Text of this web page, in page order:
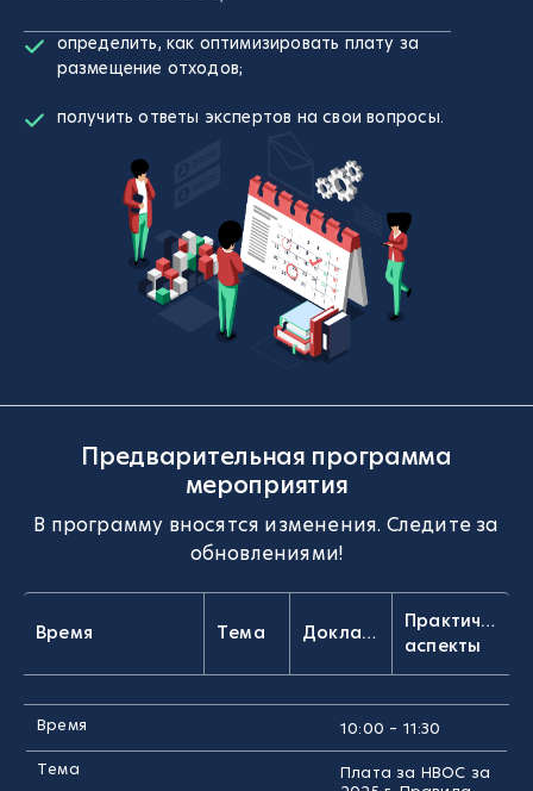
определить, как оптимизировать плату за
размещение отходов;
получить ответы экспертов на свои вопросы.
Предварительная программа
мероприятия
В программу вносятся изменения. Следите за
обновлениями!
Время Тема Докладчик
Практические
аспекты
Время
10:00 – 11:30
Тема
Плата за НВОС за